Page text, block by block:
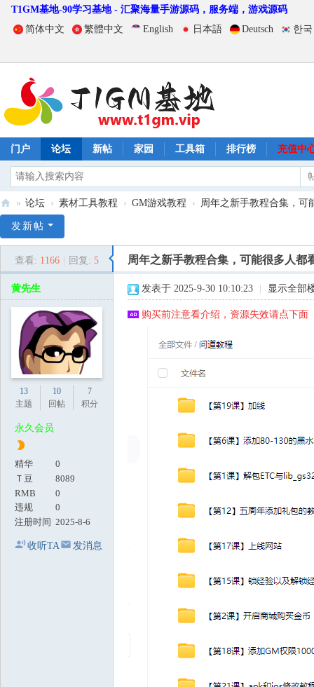
T1GM基地-90学习基地 - 汇聚海量手游源码，服务端，游戏源码
简体中文
繁體中文 English 日本語 Deutsch 한
门户 论坛 新帖 家园 工具箱 排行榜 充值中
1
» 论坛 › 素材工具教程 › GM游戏教程 › 周年之新手教程合集，可
发新帖
查看: 1166 回复: 5 周年之新手教程合集，可能很多人都
黄先生
13
主题
10
回帖
7
积分
永久会员
精华
0
Ｔ豆
8089
RMB
0
违规
0
注册时间 2025-8-6
收听TA 发消息
发表于 2025-9-30 10:10:23 显示全部
购买前注意看介绍，资源失效请点下